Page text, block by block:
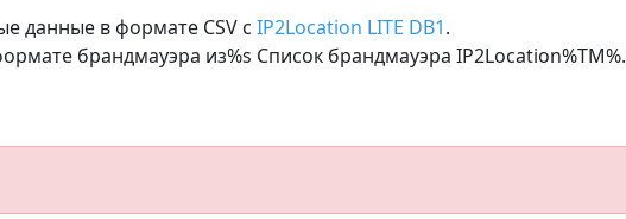
данные в формате CSV с IP2Location LITE DB1.
брандмауэра из%s Список брандмауэра IP2Location%TM%.